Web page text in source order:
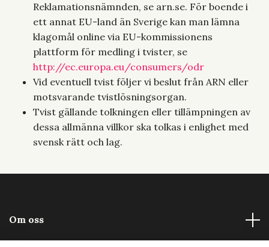
Reklamationsnämnden, se arn.se. För boende i
ett annat EU-land än Sverige kan man lämna
klagomål online via EU-kommissionens
plattform för medling i tvister, se
http://ec.europa.eu/consumers/odr
Vid eventuell tvist följer vi beslut från ARN eller
motsvarande tvistlösningsorgan.
Tvist gällande tolkningen eller tillämpningen av
dessa allmänna villkor ska tolkas i enlighet med
svensk rätt och lag.
Om oss